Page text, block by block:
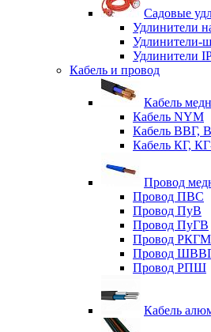
Садовые
Удлинители
Удлинители-
Удлинители
Кабель и провод
Кабель
Кабель NYM
Кабель ВВГ,
Кабель КГ,
Провод
Провод ПВС
Провод ПуВ
Провод ПуГВ
Провод РКГМ
Провод
Провод РПШ
Кабель